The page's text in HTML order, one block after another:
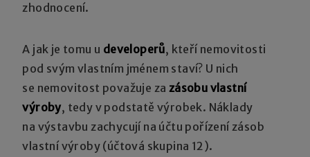
zhodnocení.
A jak je tomu u developerů, kteří nemovitosti
pod svým vlastním jménem staví? U nich
se nemovitost považuje za zásobu vlastní
výroby, tedy v podstatě výrobek. Náklady
na výstavbu zachycují na účtu pořízení zásob
vlastní výroby (účtová skupina 12).